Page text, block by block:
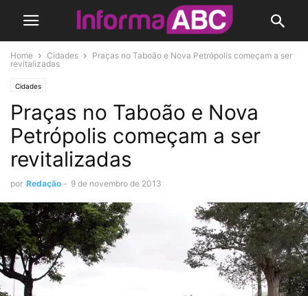
Home Cidades
Praças no Taboão e Nova Petrópolis começam a ser
revitalizadas
Cidades
Praças no Taboão e Nova
Petrópolis começam a ser
revitalizadas
por Redação - 9 de novembro de 2013